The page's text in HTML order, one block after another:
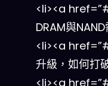
<li><a
DRAM與
<li><a
升級，如何打
<li><a